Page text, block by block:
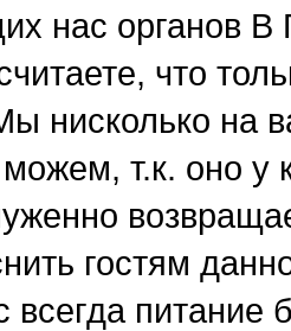
нас
что
нисколько на
т.к. оно у
гостям
всегда